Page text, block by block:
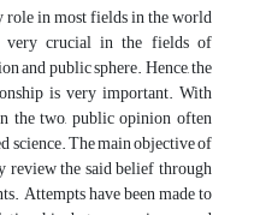
role in most fields in the world
crucial in the fields of
and public sphere. Hence, the
is very important. With
the two, public opinion often
science. The main objective of
review the said belief through
Attempts have been made to